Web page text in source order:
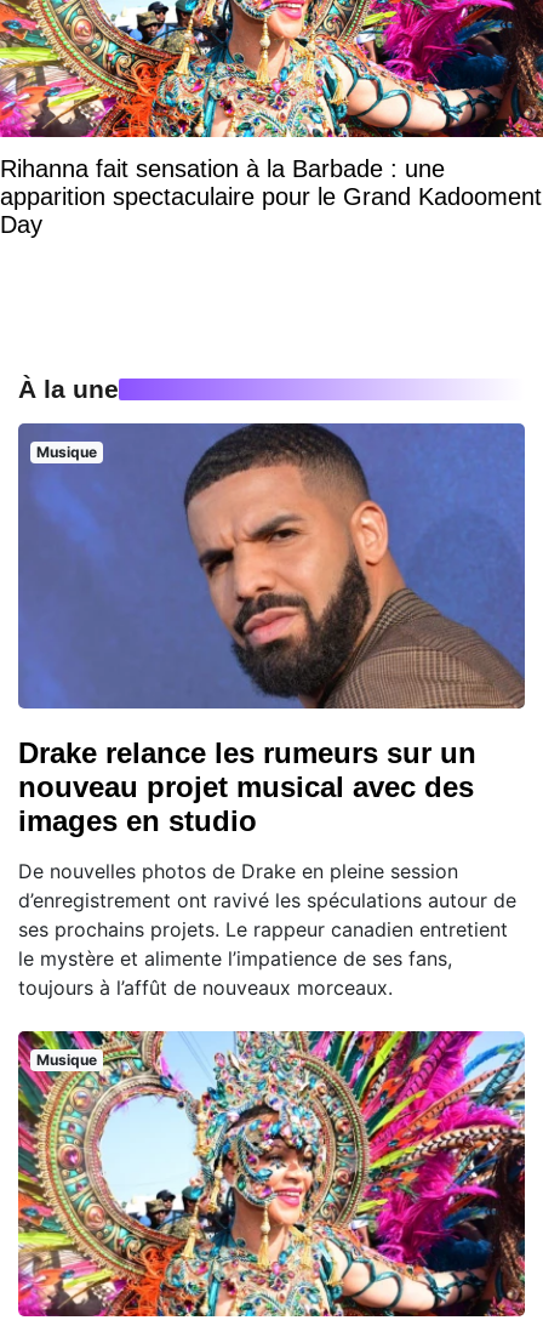
Rihanna fait sensation à la Barbade : une
apparition spectaculaire pour le Grand Kadooment
Day
À la une
Musique
Drake relance les rumeurs sur un
nouveau projet musical avec des
images en studio
De nouvelles photos de Drake en pleine session
d’enregistrement ont ravivé les spéculations autour de
ses prochains projets. Le rappeur canadien entretient
le mystère et alimente l’impatience de ses fans,
toujours à l’affût de nouveaux morceaux.
Musique